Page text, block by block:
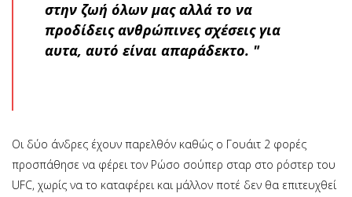
στην ζωή όλων μας αλλά το να
προδίδεις ανθρώπινες σχέσεις για
αυτα, αυτό είναι απαράδεκτο. "
Οι δύο άνδρες έχουν παρελθόν καθώς ο Γουάιτ 2 φορές
προσπάθησε να φέρει τον Ρώσο σούπερ σταρ στο ρόστερ του
UFC, χωρίς να το καταφέρει και μάλλον ποτέ δεν θα επιτευχθεί